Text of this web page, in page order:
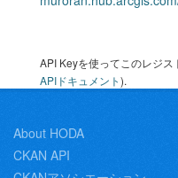
API Keyを使ってこのレジ
APIドキュメント).
About HODA
CKAN API